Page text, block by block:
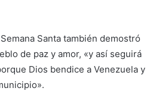
Santa también demostró
de paz y amor, «y así seguirá
Dios bendice a Venezuela y